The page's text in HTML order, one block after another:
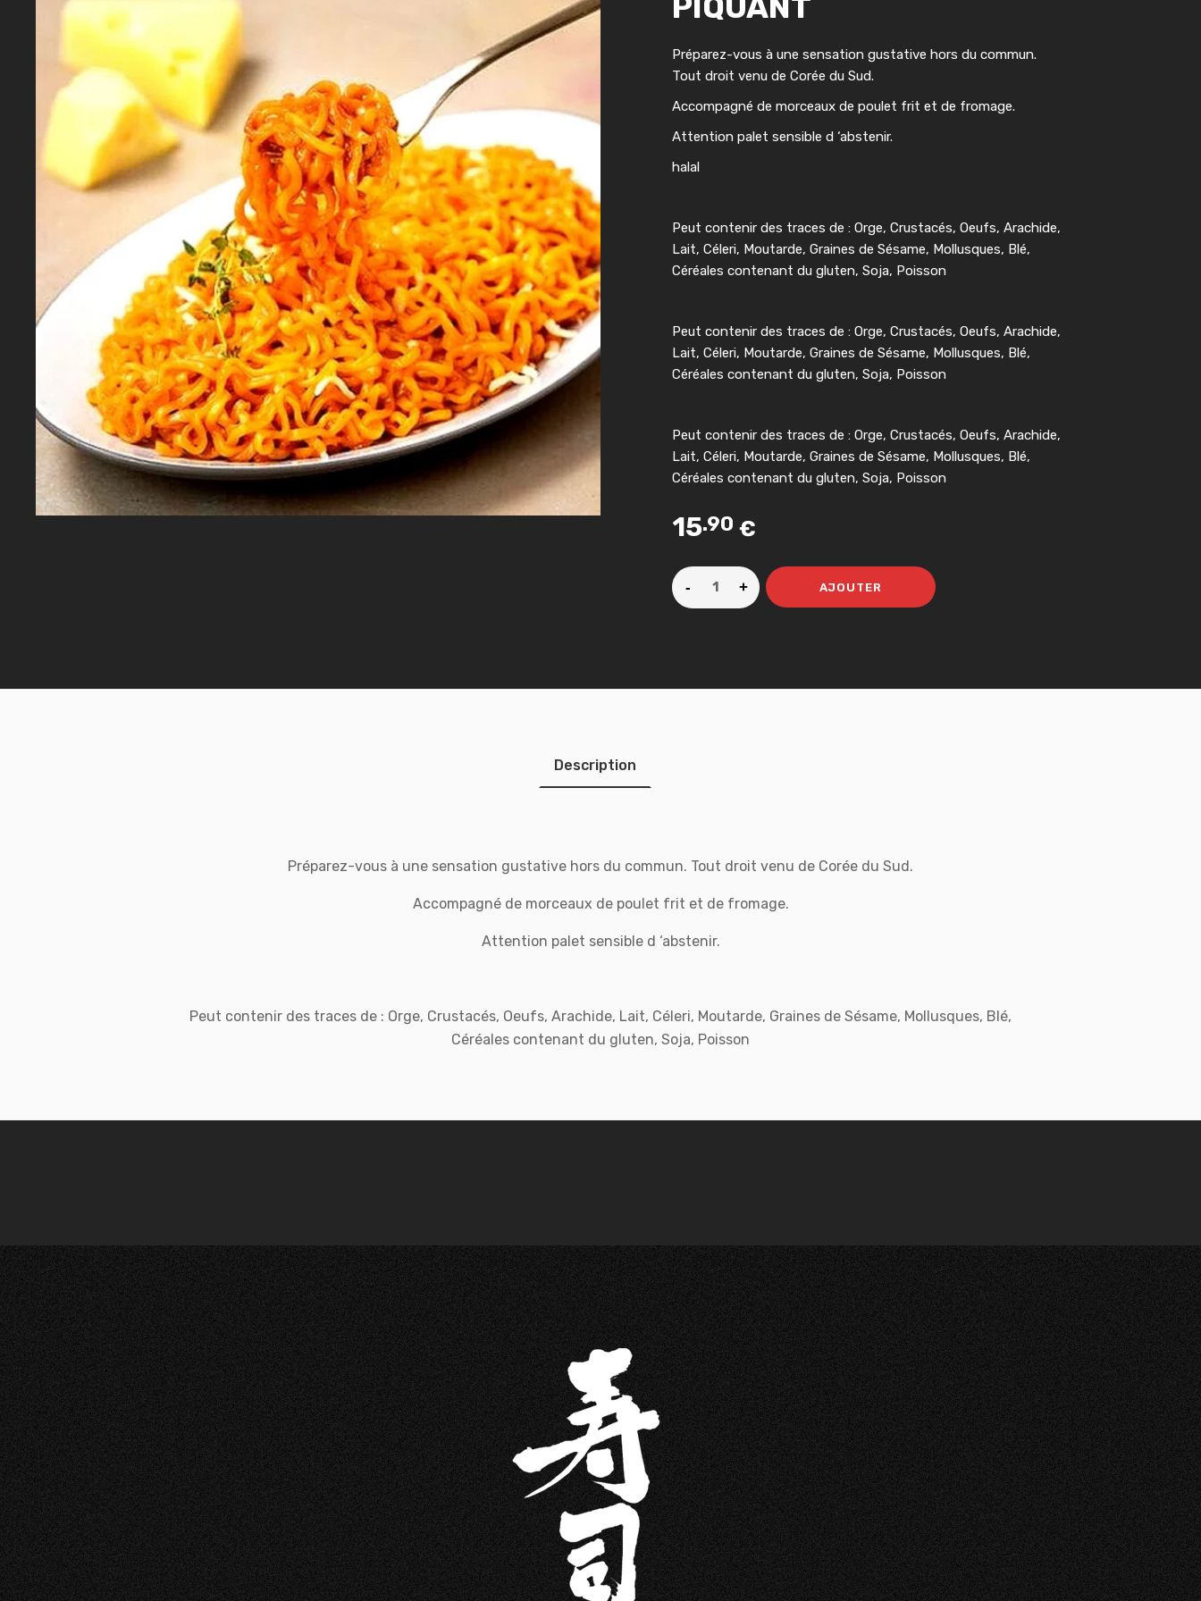
Préparez-vous à une sensation gustative hors du commun.
Tout droit venu de Corée du Sud.
Accompagné de morceaux de poulet frit et de fromage.
Attention palet sensible d ‘abstenir.
halal
Peut contenir des traces de : Orge, Crustacés, Oeufs, Arachide,
Lait, Céleri, Moutarde, Graines de Sésame, Mollusques, Blé,
Céréales contenant du gluten, Soja, Poisson
Peut contenir des traces de : Orge, Crustacés, Oeufs, Arachide,
Lait, Céleri, Moutarde, Graines de Sésame, Mollusques, Blé,
Céréales contenant du gluten, Soja, Poisson
Peut contenir des traces de : Orge, Crustacés, Oeufs, Arachide,
Lait, Céleri, Moutarde, Graines de Sésame, Mollusques, Blé,
Céréales contenant du gluten, Soja, Poisson
15.90 €
AJOUTER
Description
Préparez-vous à une sensation gustative hors du commun. Tout droit venu de Corée du Sud.
Accompagné de morceaux de poulet frit et de fromage.
Attention palet sensible d ‘abstenir.
Peut contenir des traces de : Orge, Crustacés, Oeufs, Arachide, Lait, Céleri, Moutarde, Graines de Sésame, Mollusques, Blé,
Céréales contenant du gluten, Soja, Poisson